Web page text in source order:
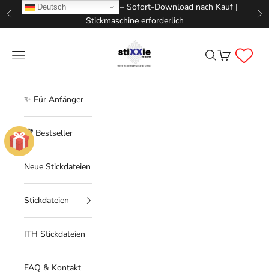
Zum Inhalt springen
Zurück
📥 Digitale Stickdateien – Sofort-Download nach Kauf |
Stickmaschine erforderlich
STIXXIE LLC
Menü
SuchenWarenkorb
✨ Für Anfänger
🏆 Bestseller
Neue Stickdateien
Stickdateien
ITH Stickdateien
FAQ & Kontakt
Deutsch